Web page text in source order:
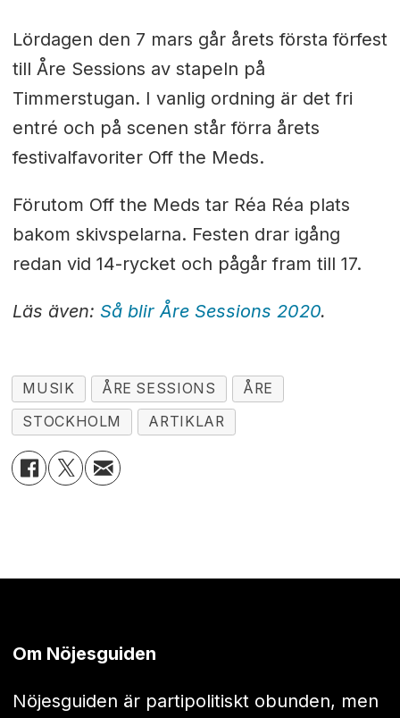
Lördagen den 7 mars går årets första förfest
till Åre Sessions av stapeln på
Timmerstugan. I vanlig ordning är det fri
entré och på scenen står förra årets
festivalfavoriter Off the Meds.
Förutom Off the Meds tar Réa Réa plats
bakom skivspelarna. Festen drar igång
redan vid 14-rycket och pågår fram till 17.
Läs även: Så blir Åre Sessions 2020.
MUSIK ÅRE SESSIONS
ÅRE
STOCKHOLM
ARTIKLAR
Om Nöjesguiden
Nöjesguiden är partipolitiskt obunden, men